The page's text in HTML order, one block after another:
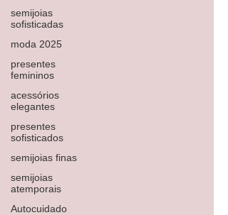
semijoias
sofisticadas
moda 2025
presentes
femininos
acessórios
elegantes
presentes
sofisticados
semijoias finas
semijoias
atemporais
Autocuidado